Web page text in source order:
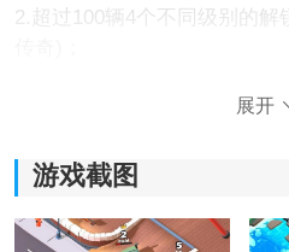
2.超过100辆4个不同级别的解
3.超过30个皮肤，为您定制
4.16个可升级的增援，包括火
等等；
展开
游戏截图